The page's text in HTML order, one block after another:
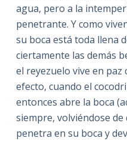
agua, pero a la
penetrante. Y como
su boca está toda llena
ciertamente las demás
el reyezuelo vive en paz
efecto, cuando el
entonces abre la boca
siempre, volviéndose
penetra en su boca y